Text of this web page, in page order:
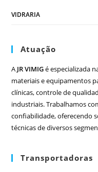
VIDRARIA
Atuação
A JR VIMIGé especializada
materiais e equipamentos
clínicas, controle de
industriais. Trabalhamos
confiabilidade, oferecendo
técnicas de diversos
Transportadoras